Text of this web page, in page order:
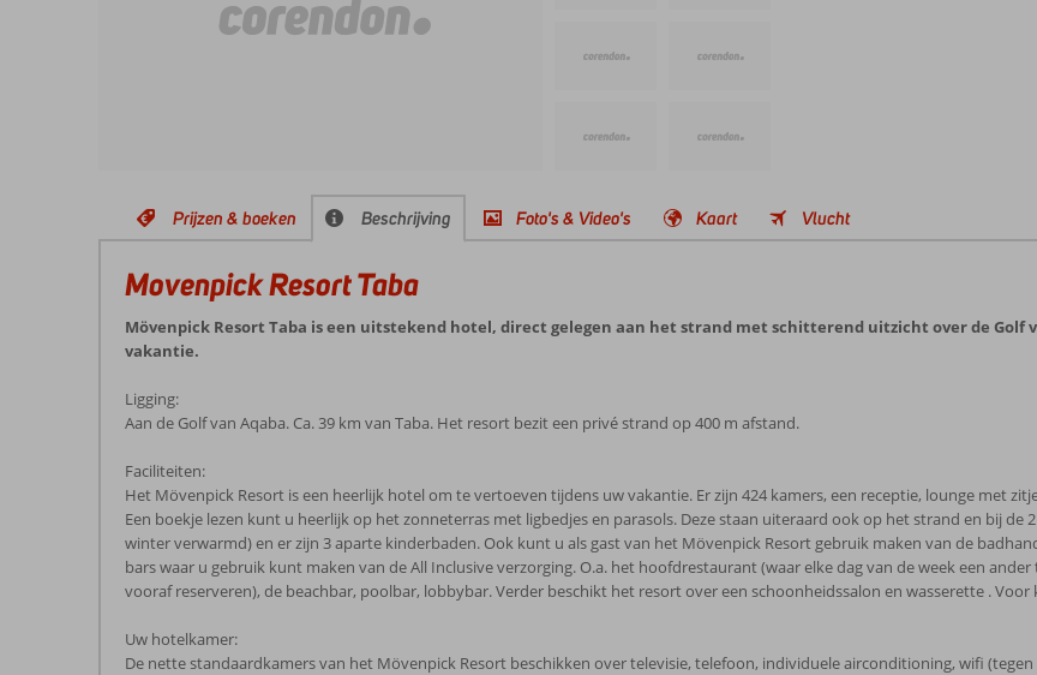
Prijzen & boeken Beschrijving Foto's & Video's Kaart Vlucht
Movenpick Resort Taba
Mövenpick Resort Taba is een uitstekend hotel, direct gelegen aan het strand met schitterend uitzicht over de Golf
vakantie.
Ligging:
Aan de Golf van Aqaba. Ca. 39 km van Taba. Het resort bezit een privé strand op 400 m afstand.
Faciliteiten:
Het Mövenpick Resort is een heerlijk hotel om te vertoeven tijdens uw vakantie. Er zijn 424 kamers, een receptie, lounge met
Een boekje lezen kunt u heerlijk op het zonneterras met ligbedjes en parasols. Deze staan uiteraard ook op het strand en bij
winter verwarmd) en er zijn 3 aparte kinderbaden. Ook kunt u als gast van het Mövenpick Resort gebruik maken van de
bars waar u gebruik kunt maken van de All Inclusive verzorging. O.a. het hoofdrestaurant (waar elke dag van de week een
vooraf reserveren), de beachbar, poolbar, lobbybar. Verder beschikt het resort over een schoonheidssalon en wasserette .
Uw hotelkamer:
De nette standaardkamers van het Mövenpick Resort beschikken over televisie, telefoon, individuele airconditioning, wifi